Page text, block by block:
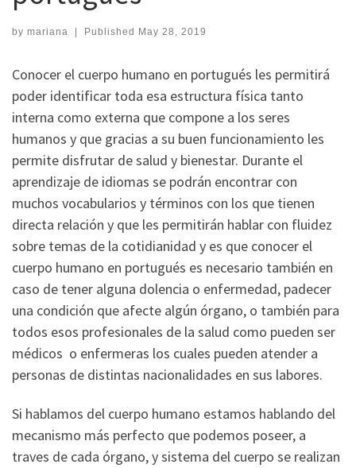
by mariana Published May 28, 2019
Conocer el cuerpo humano en portugués les permitirá
poder identificar toda esa estructura física tanto
interna como externa que compone a los seres
humanos y que gracias a su buen funcionamiento les
permite disfrutar de salud y bienestar. Durante el
aprendizaje de idiomas se podrán encontrar con
muchos vocabularios y términos con los que tienen
directa relación y que les permitirán hablar con fluidez
sobre temas de la cotidianidad y es que conocer el
cuerpo humano en portugués es necesario también en
caso de tener alguna dolencia o enfermedad, padecer
una condición que afecte algún órgano, o también para
todos esos profesionales de la salud como pueden ser
médicos o enfermeras los cuales pueden atender a
personas de distintas nacionalidades en sus labores.
Si hablamos del cuerpo humano estamos hablando del
mecanismo más perfecto que podemos poseer, a
traves de cada órgano, y sistema del cuerpo se realizan